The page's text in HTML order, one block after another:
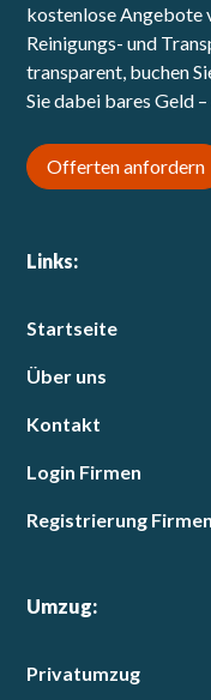
kostenlose Angebote
Reinigungs- und
transparent, buchen
Sie dabei bares Geld
Offerten anfordern
Links:
Startseite
Über uns
Kontakt
Login Firmen
Registrierung Firmen
Umzug:
Privatumzug